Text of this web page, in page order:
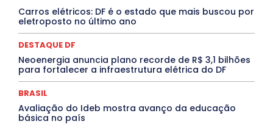
Mais
Carros elétricos: DF é o estado que mais buscou por
eletroposto no último ano
DESTAQUE DF
Neoenergia anuncia plano recorde de R$ 3,1 bilhões
para fortalecer a infraestrutura elétrica do DF
BRASIL
Avaliação do Ideb mostra avanço da educação
básica no país